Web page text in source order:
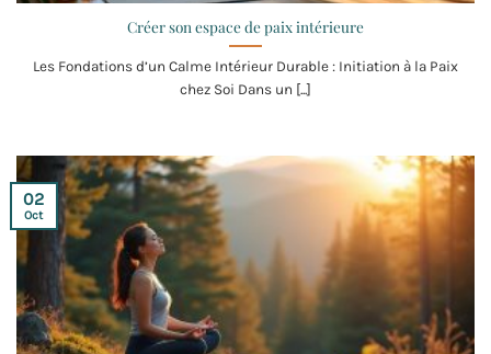
Créer son espace de paix intérieure
Les Fondations d’un Calme Intérieur Durable : Initiation à la Paix
chez Soi Dans un [...]
02
Oct